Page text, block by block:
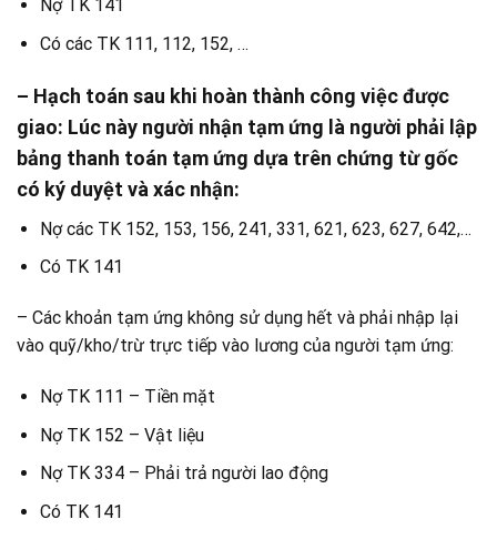
Nợ TK 141
Có các TK 111, 112, 152, …
– Hạch toán sau khi hoàn thành công việc được
giao: Lúc này người nhận tạm ứng là người phải lập
bảng thanh toán tạm ứng dựa trên chứng từ gốc
có ký duyệt và xác nhận:
Nợ các TK 152, 153, 156, 241, 331, 621, 623, 627, 642,…
Có TK 141
– Các khoản tạm ứng không sử dụng hết và phải nhập lại
vào quỹ/kho/trừ trực tiếp vào lương của người tạm ứng:
Nợ TK 111 – Tiền mặt
Nợ TK 152 – Vật liệu
Nợ TK 334 – Phải trả người lao động
Có TK 141